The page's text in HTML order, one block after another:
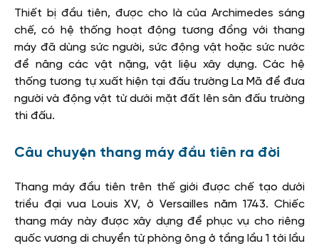
Thiết bị đầu tiên, được cho là của Archimedes sáng
chế, có hệ thống hoạt động tương đồng với thang
máy đã dùng sức người, sức động vật hoặc sức nước
để nâng các vật nặng, vật liệu xây dựng. Các hệ
thống tương tự xuất hiện tại đấu trường La Mã để đưa
người và động vật từ dưới mặt đất lên sân đấu trường
thi đấu.
Câu chuyện thang máy đầu tiên ra đời
Thang máy đầu tiên trên thế giới được chế tạo dưới
triều đại vua Louis XV, ở Versailles năm 1743. Chiếc
thang máy này được xây dựng để phục vụ cho riêng
quốc vương di chuyển từ phòng ông ở tầng lầu 1 tới lầu